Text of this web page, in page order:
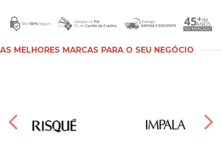
AS MELHORES MARCAS PARA O SEU NEGÓCIO